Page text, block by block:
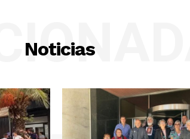
Noticias